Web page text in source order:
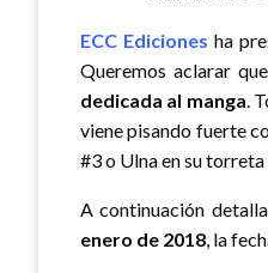
ECC Ediciones ha
Queremos aclarar
dedicada al manga.
viene pisando fuerte
#3 o Ulna en su
A continuación
enero de 2018, la